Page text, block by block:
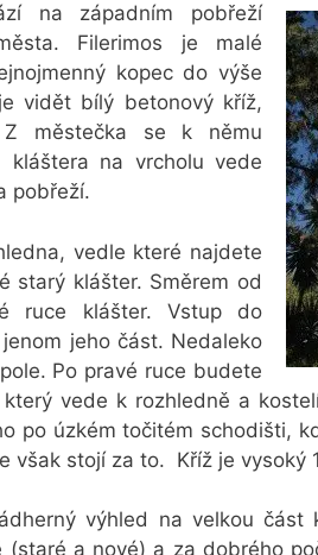
na západním pobřeží
Filerimos je malé
kopec do výše
vidět bílý betonový kříž,
městečka se k němu
na vrcholu vede
pobřeží.
vedle které najdete
starý klášter. Směrem od
ruce klášter. Vstup do
jeho část. Nedaleko
Po pravé ruce budete
vede k rozhledně a
po úzkém točitém schodišti,
však stojí za to. Kříž je vysoký
výhled na velkou část
a nové) a za dobrého